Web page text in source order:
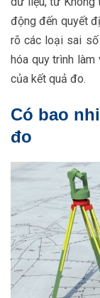
động đến quyết
rõ các loại sai
hóa quy trình
của kết quả đo.
Có bao
đo